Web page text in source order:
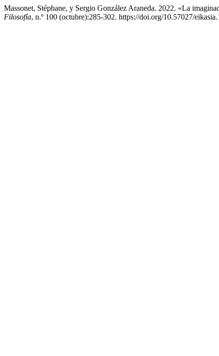
Massonet, Stéphane, y Sergio González Araneda. 2022. «La
Filosofía, n.º 100 (octubre):285-302. https://doi.org/10.57027/